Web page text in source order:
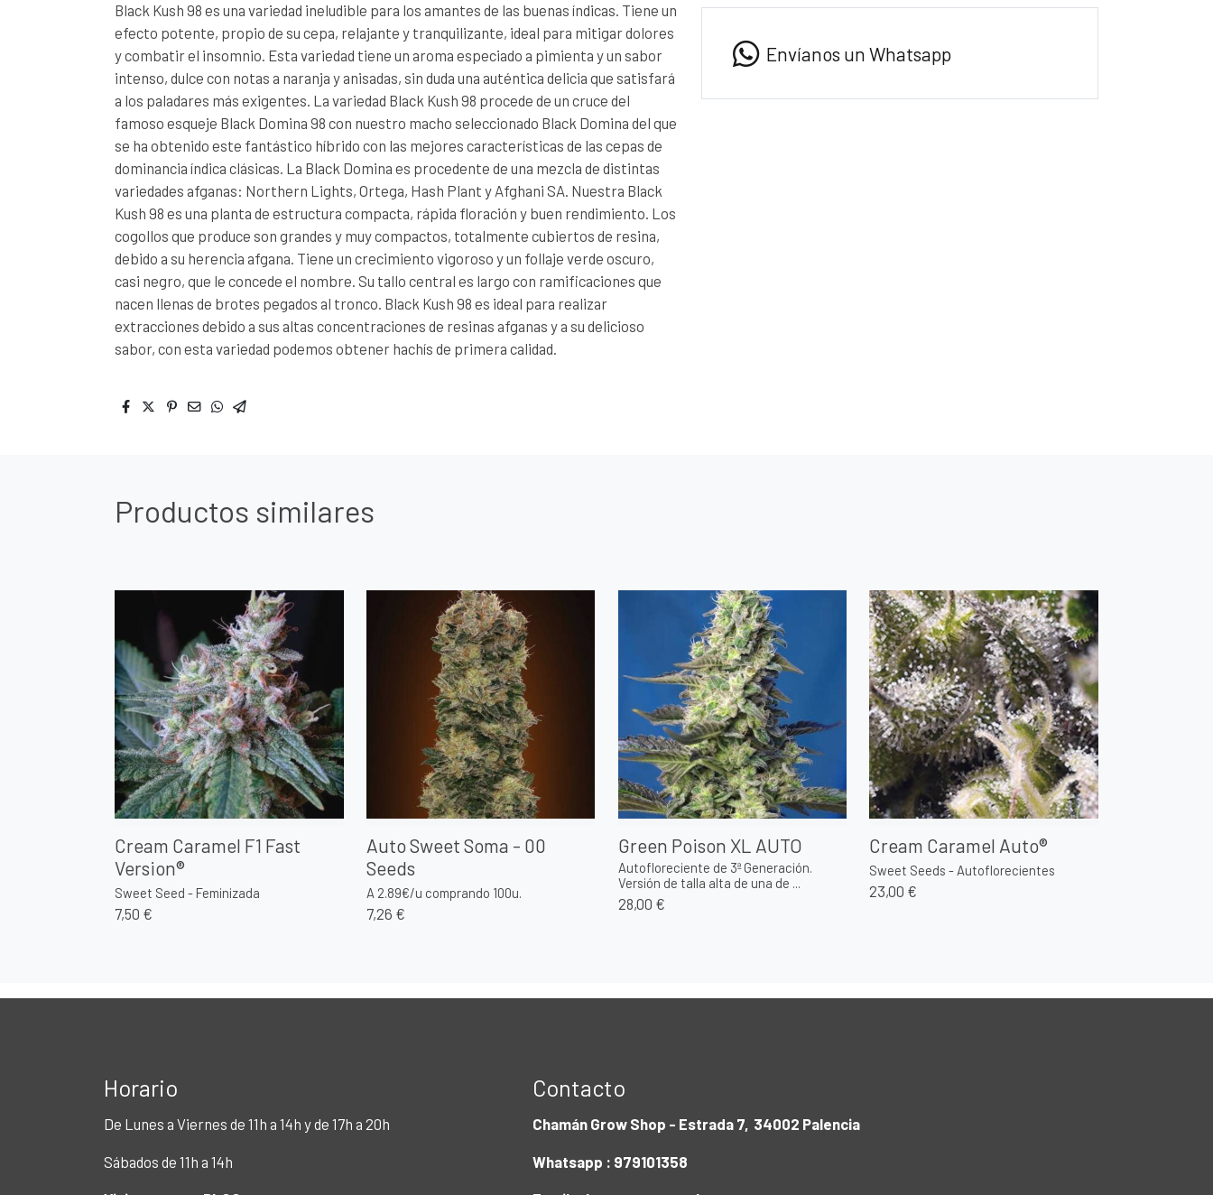
Black Kush 98 es una variedad ineludible para los amantes de las buenas índicas. Tiene un
efecto potente, propio de su cepa, relajante y tranquilizante, ideal para mitigar dolores
y combatir el insomnio. Esta variedad tiene un aroma especiado a pimienta y un sabor
intenso, dulce con notas a naranja y anisadas, sin duda una auténtica delicia que satisfará
a los paladares más exigentes. La variedad Black Kush 98 procede de un cruce del
famoso esqueje Black Domina 98 con nuestro macho seleccionado Black Domina del que
se ha obtenido este fantástico híbrido con las mejores características de las cepas de
dominancia índica clásicas. La Black Domina es procedente de una mezcla de distintas
variedades afganas: Northern Lights, Ortega, Hash Plant y Afghani SA. Nuestra Black
Kush 98 es una planta de estructura compacta, rápida floración y buen rendimiento. Los
cogollos que produce son grandes y muy compactos, totalmente cubiertos de resina,
debido a su herencia afgana. Tiene un crecimiento vigoroso y un follaje verde oscuro,
casi negro, que le concede el nombre. Su tallo central es largo con ramificaciones que
nacen llenas de brotes pegados al tronco. Black Kush 98 es ideal para realizar
extracciones debido a sus altas concentraciones de resinas afganas y a su delicioso
sabor, con esta variedad podemos obtener hachís de primera calidad.
Envíanos un Whatsapp
Productos similares
Cream Caramel F1 Fast
Version®
Sweet Seed - Feminizada
7,50 €
Auto Sweet Soma - 00
Seeds
A 2.89€/u comprando 100u.
7,26 €
Green Poison XL AUTO
Autofloreciente de 3ª Generación.
Versión de talla alta de una de ...
28,00 €
Cream Caramel Auto®
Sweet Seeds - Autoflorecientes
23,00 €
Horario
De Lunes a Viernes de 11h a 14h y de 17h a 20h
Sábados de 11h a 14h
Contacto
Chamán Grow Shop - Estrada 7, 34002 Palencia
Whatsapp : 979101358